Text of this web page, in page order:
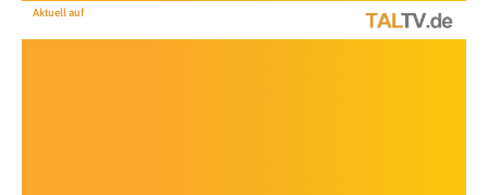
Aktuell auf